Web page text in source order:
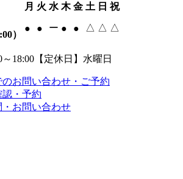
月 火 水 木 金 土 日 祝
）
● ● ー ● ● △ △ △
18:00【定休日】水曜日